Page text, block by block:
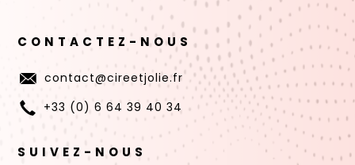
CONTACTEZ-NOUS
contact@cireetjolie.fr
+33 (0) 6 64 39 40 34
SUIVEZ-NOUS